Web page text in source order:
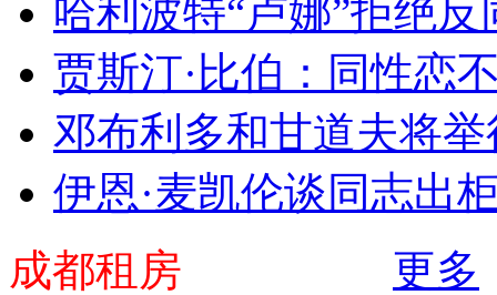
哈利波特“卢娜”拒绝
贾斯汀·比伯：同性恋
邓布利多和甘道夫将
伊恩·麦凯伦谈同志出
成都租房
更多